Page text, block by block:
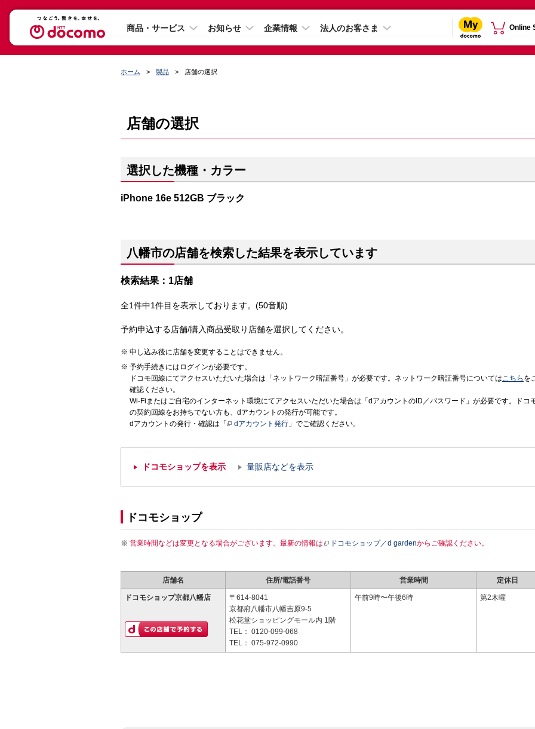
商品・サービス お知らせ 企業情報 法人のお客さま Online
ホーム 製品 店舗の選択
店舗の選択
選択した機種・カラー
iPhone 16e 512GB ブラック
八幡市の店舗を検索した結果を表示しています
検索結果：1店舗
全1件中1件目を表示しております。(50音順)
予約申込する店舗/購入商品受取り店舗を選択してください。
申し込み後に店舗を変更することはできません。
予約手続きにはログインが必要です。
ドコモ回線にてアクセスいただいた場合は「ネットワーク暗証番号」が必要です。ネットワーク暗証番号についてはこちら を
確認ください。
Wi-Fiまたはご自宅のインターネット環境にてアクセスいただいた場合は「dアカウントのID／パスワード」が必要です。ドコ
の契約回線をお持ちでない方も、dアカウントの発行が可能です。
dアカウントの発行・確認は「
dアカウント発行 」でご確認ください。
ドコモショップを表示 量販店などを表示
ドコモショップ
営業時間などは変更となる場合がございます。最新の情報は ドコモショップ／d gardenからご確認ください。
店舗名 住所/電話番号 営業時間 定休日
ドコモショップ京都八幡店
〒614-8041
京都府八幡市八幡吉原9-5
松花堂ショッピングモール内 1階
TEL： 0120-099-068
TEL： 075-972-0990
午前9時〜午後6時 第2木曜